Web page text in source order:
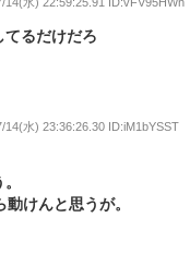
てるだけだろ
14(水) 23:36:26.30 ID:iM1bYSST
けんと思うが。